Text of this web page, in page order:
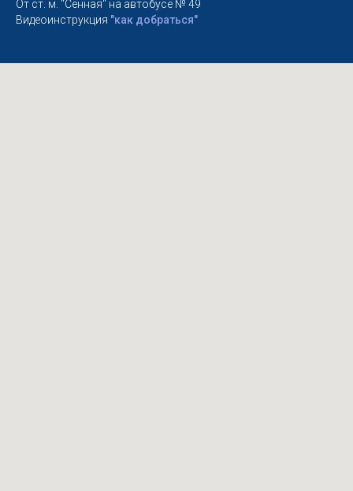
От ст. м. "Сенная" на автобусе № 49
Видеоинструкция "как добраться"